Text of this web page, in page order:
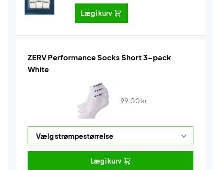
Læg i kurv
ZERV Performance Socks Short 3-pack
White
99,00 kr.
Læg i kurv